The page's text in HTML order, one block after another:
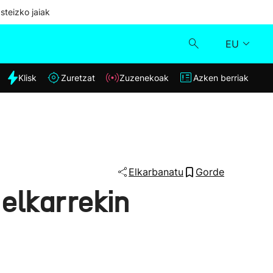
jaiak
EU
Klisk
Klisk Zuretzat Zuzenekoak Azken berriak
Elkarbanatu Gorde